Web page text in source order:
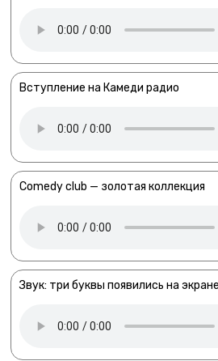
Вступление на Камеди радио
Comedy club — золотая коллекция
Звук: три буквы появились на